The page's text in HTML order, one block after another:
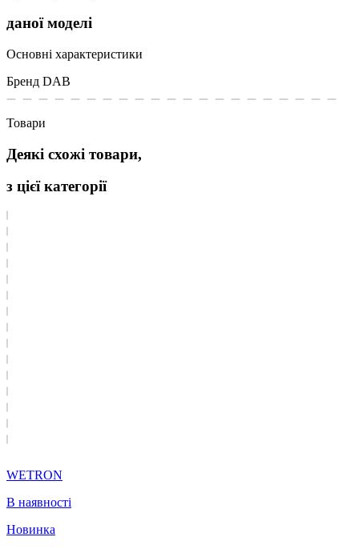
даної моделі
Основні характеристики
Бренд DAB
Товари
Деякі схожі товари,
з цієї категорії
WETRON
В наявності
Новинка